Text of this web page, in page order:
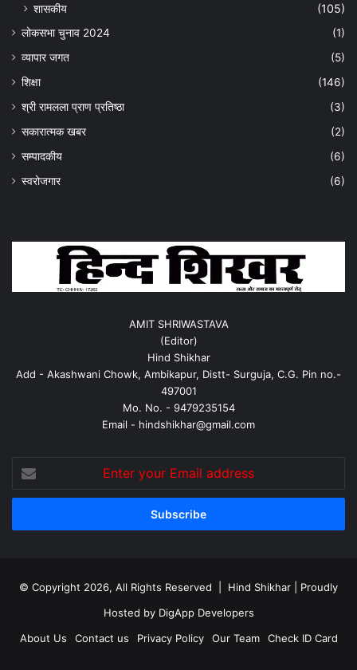
शासकीय
(105)
लोकसभा चुनाव 2024
(1)
व्यापार जगत
(5)
शिक्षा
(146)
श्री रामलला प्राण प्रतिष्ठा
(3)
सकारात्मक खबर
(2)
सम्पादकीय
(6)
स्वरोजगार
(6)
AMIT SHRIWASTAVA
(Editor)
Hind Shikhar
Add - Akashwani Chowk, Ambikapur, Distt- Surguja, C.G. Pin no.-
497001
Mo. No. - 9479235154
Email - hindshikhar@gmail.com
your
Email
© Copyright 2026, All Rights Reserved | Hind Shikhar | Proudly
Hosted by DigApp Developers
About Us
Contact us Privacy Policy Our Team Check ID Card